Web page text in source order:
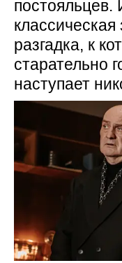
постояльцев.
классическая
разгадка, к
старательно
наступает